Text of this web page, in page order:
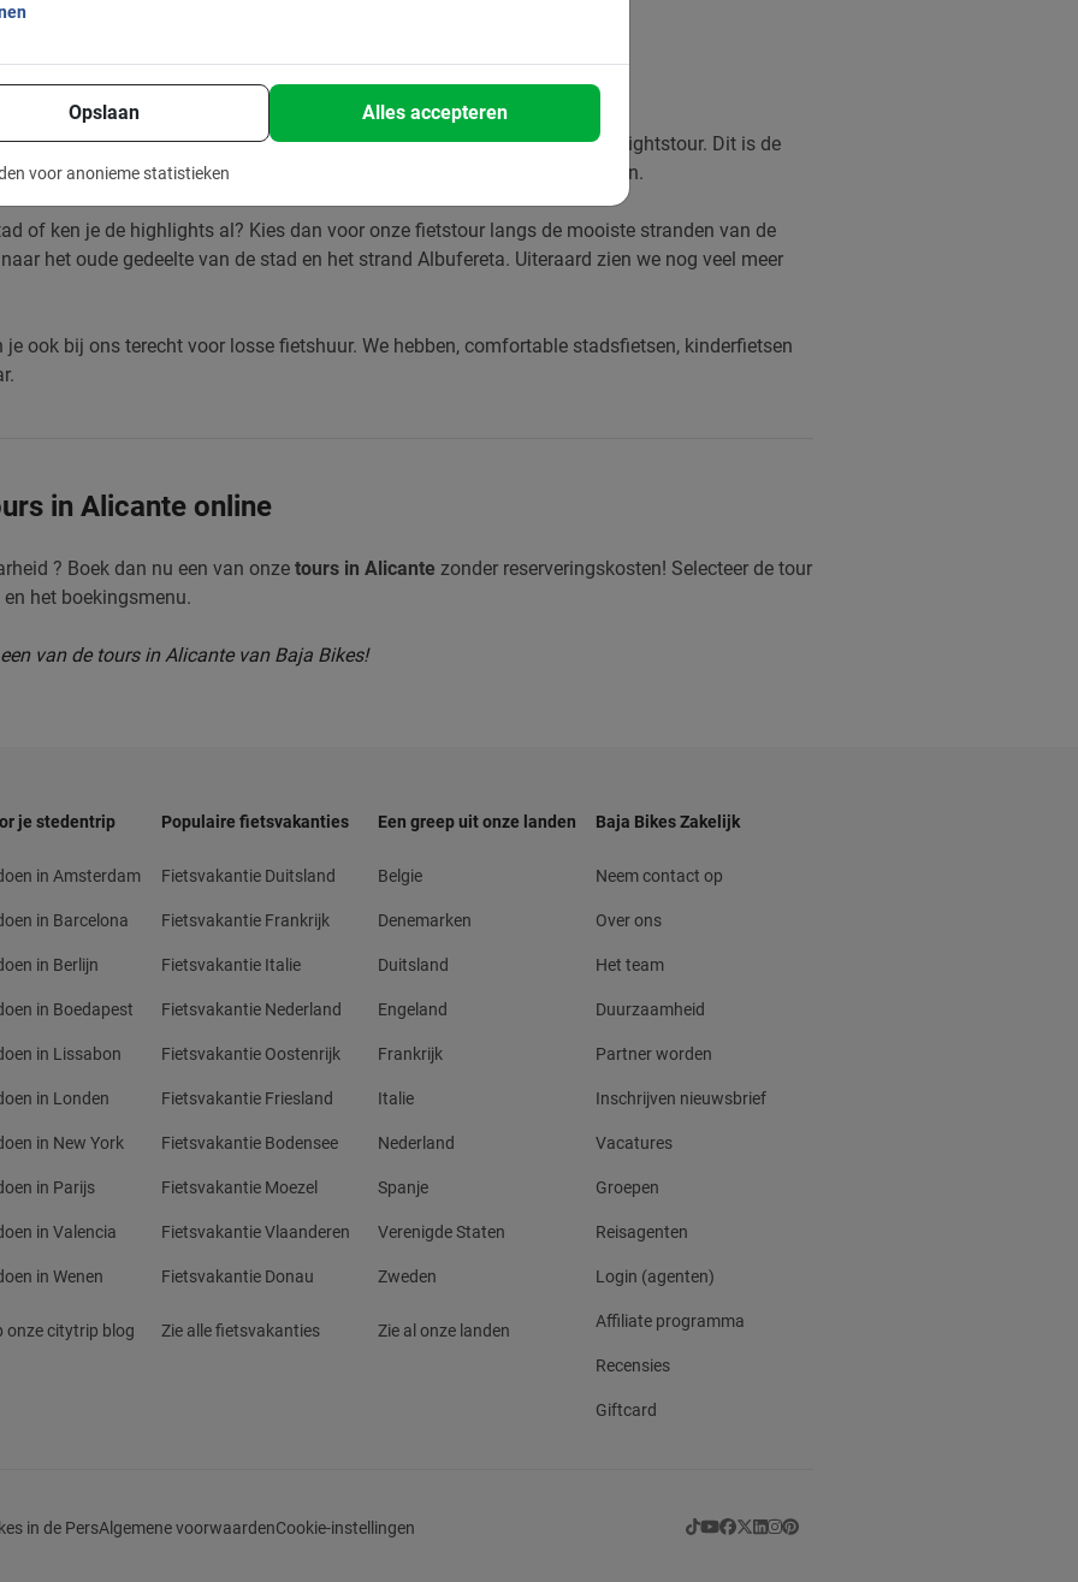
Opslaan Alles accepteren
voor anonieme statistieken
van de zonof wil je graag zoveel mogelijk zien? Kies dan voor de highlightstour. Dit is de
de tour de beste plekjes, parken, pleinen, stranden en verborgen plaatsen.
of ken je de highlights al? Kies dan voor onze fietstour langs de mooiste stranden van de
het oude gedeelte van de stad en het strand Albufereta. Uiteraard zien we nog veel meer
je ook bij ons terecht voor losse fietshuur. We hebben, comfortable stadsfietsen, kinderfietsen
in Alicante online
? Boek dan nu een van onze tours in Alicante zonder reserveringskosten! Selecteer de tour
het boekingsmenu.
van de tours in Alicante van Baja Bikes!
je stedentrip
in Amsterdam
in Barcelona
in Berlijn
in Boedapest
in Lissabon
in Londen
in New York
in Parijs
in Valencia
in Wenen
onze citytrip blog
Populaire fietsvakanties
Fietsvakantie Duitsland
Fietsvakantie Frankrijk
Fietsvakantie Italie
Fietsvakantie Nederland
Fietsvakantie Oostenrijk
Fietsvakantie Friesland
Fietsvakantie Bodensee
Fietsvakantie Moezel
Fietsvakantie Vlaanderen
Fietsvakantie Donau
Zie alle fietsvakanties
Een greep uit onze landen
Belgie
Denemarken
Duitsland
Engeland
Frankrijk
Italie
Nederland
Spanje
Verenigde Staten
Zweden
Zie al onze landen
Baja Bikes Zakelijk
Neem contact op
Over ons
Het team
Duurzaamheid
Partner worden
Inschrijven nieuwsbrief
Vacatures
Groepen
Reisagenten
Login (agenten)
Affiliate programma
Recensies
Giftcard
in de PersAlgemene voorwaardenCookie-instellingen